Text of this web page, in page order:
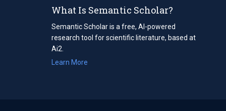
What Is Semantic Scholar?
Semantic Scholar is a free, AI-powered
research tool for scientific literature, based at
Ai2.
Learn More